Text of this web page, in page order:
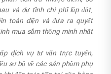
và dự tính chi phí lắp đặt.
toàn diện và đưa ra quyết
mua sắm thông minh nhất.
dịch vụ tư vấn trực tuyến,
sơ bộ về các sản phẩm phụ